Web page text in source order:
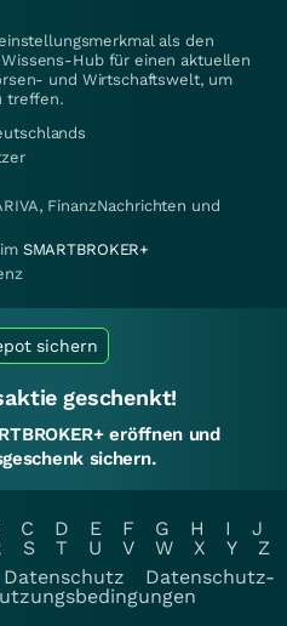
als den
Hub für einen aktuellen
und Wirtschaftswelt, um
treffen.
FinanzNachrichten und
SMARTBROKER+
sichern
geschenkt!
eröffnen und
sichern.
C D E F G H I
J
S T U V W X Y
Z
Datenschutz
Datenschutz-